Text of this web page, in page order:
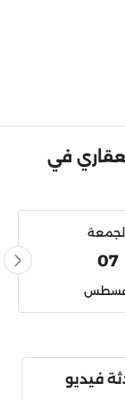
في
07
فيديو